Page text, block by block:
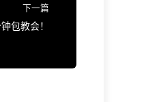
下一篇
包教会！